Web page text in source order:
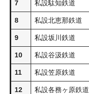
7 私設駄知鉄道
8 私設北恵那鉄道
9 私設坂川鉄道
10 私設谷汲鉄道
11 私設笠原鉄道
12 私設各務ヶ原鉄道